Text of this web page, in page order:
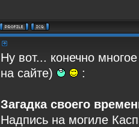
Ну вот... конечно
на сайте)
:
Загадка своего
Надпись на могиле